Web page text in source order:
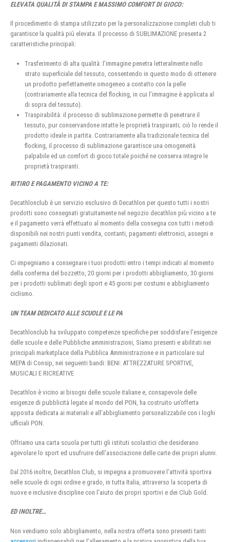
ELEVATA QUALITÀ DI STAMPA E MASSIMO COMFORT DI GIOCO:
Il procedimento di stampa utilizzato per la personalizzazione completi club ti
garantisce la qualità più elevata. Il processo di SUBLIMAZIONE presenta 2
caratteristiche principali:
Trasferimento di alta qualità: l’immagine penetra letteralmente nello
strato superficiale del tessuto, consentendo in questo modo di ottenere
un prodotto perfettamente omogeneo a contatto con la pelle
(contrariamente alla tecnica del flocking, in cui l’immagine è applicata al
di sopra del tessuto).
Traspirabilità: il processo di sublimazione permette di penetrare il
tessuto, pur conservandone intatte le proprietà traspiranti; ciò lo rende il
prodotto ideale in partita. Contrariamente alla tradizionale tecnica del
flocking, il processo di sublimazione garantisce una omogeneità
palpabile ed un comfort di gioco totale poiché ne conserva integre le
proprietà traspiranti.
RITIRO E PAGAMENTO VICINO A TE:
Decathlonclub è un servizio esclusivo di Decathlon per questo tutti i nostri
prodotti sono consegnati gratuitamente nel negozio decathlon più vicino a te
e il pagamento verrà effettuato al momento della consegna con tutti i metodi
disponibili nei nostri punti vendita, contanti, pagamenti elettronici, assegni e
pagamenti dilazionati.
Ci impegniamo a consegnare i tuoi prodotti entro i tempi indicati al momento
della conferma del bozzetto, 20 giorni per i prodotti abbigliamento, 30 giorni
per i prodotti sublimati degli sport e 45 giorni per costumi e abbigliamento
ciclismo.
UN TEAM DEDICATO ALLE SCUOLE E LE PA
Decathlonclub ha sviluppato competenze specifiche per soddisfare l’esigenze
delle scuole e delle Pubbliche amministrazioni, Siamo presenti e abilitati nei
principali marketplace della Pubblica Amministrazione e in particolare sul
MEPA di Consip, nei seguenti bandi: BENI: ATTREZZATURE SPORTIVE,
MUSICALI E RICREATIVE
Decathlon è vicino ai bisogni delle scuole italiane e, consapevole delle
esigenze di pubblicità legate al mondo del PON, ha costruito un’offerta
apposita dedicata ai materiali e all’abbigliamento personalizzabile con i loghi
ufficiali PON.
Offriamo una carta scuola per tutti gli istituti scolastici che desiderano
agevolare lo sport ed usufruire dell’associazione delle carte dei propri alunni.
Dal 2016 inoltre, Decathlon Club, si impegna a promuovere l’attività sportiva
nelle scuole di ogni ordine e grado, in tutta Italia, attraverso la scoperta di
nuove e inclusive discipline con l’aiuto dei propri sportivi e dei Club Gold.
ED INOLTRE…
Non vendiamo solo abbigliamento, nella nostra offerta sono presenti tanti